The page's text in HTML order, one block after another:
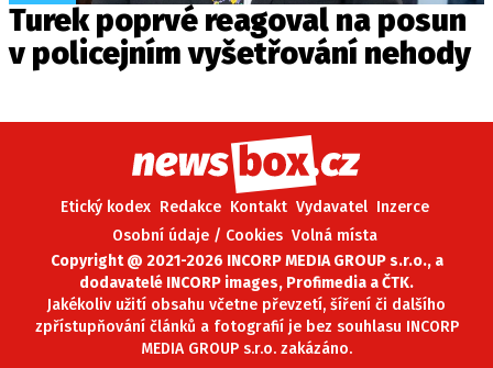
Turek poprvé reagoval na posun
v policejním vyšetřování nehody
Etický kodex Redakce Kontakt Vydavatel Inzerce
Osobní údaje / Cookies Volná místa
Copyright @ 2021-2026 INCORP MEDIA GROUP s.r.o., a
dodavatelé INCORP images, Profimedia a ČTK.
Jakékoliv užití obsahu včetne převzetí, šíření či dalšího
zpřístupňování článků a fotografií je bez souhlasu INCORP
MEDIA GROUP s.r.o. zakázáno.